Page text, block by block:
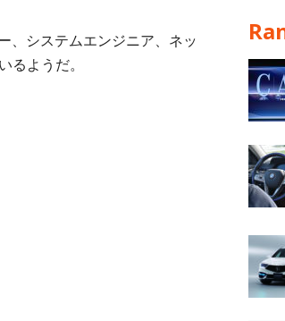
、システムエンジニア、ネッ
るようだ。